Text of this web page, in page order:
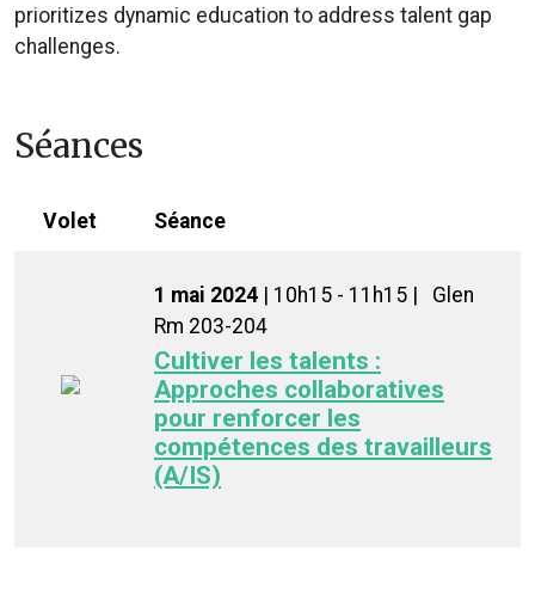
prioritizes dynamic education to address talent gap
challenges.
Séances
Volet Séance
1 mai 2024 | 10h15 - 11h15 |
Glen
Rm 203-204
Cultiver les talents :
Approches collaboratives
pour renforcer les
compétences des travailleurs
(A/IS)